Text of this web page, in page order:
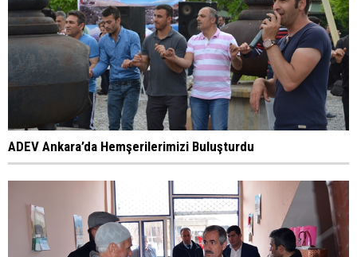
ADEV Ankara’da Hemşerilerimizi Buluşturdu